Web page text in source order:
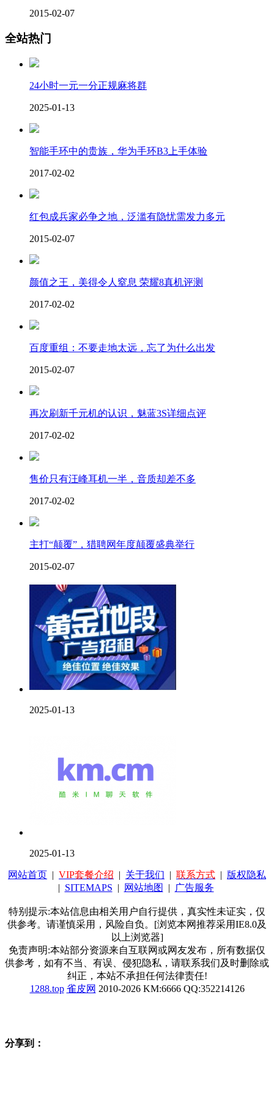
2015-02-07
全站热门
24小时一元一分正规麻将群
2025-01-13
智能手环中的贵族，华为手环B3上手体验
2017-02-02
红包成兵家必争之地，泛滥有隐忧需发力多元
2015-02-07
颜值之王，美得令人窒息 荣耀8真机评测
2017-02-02
百度重组：不要走地太远，忘了为什么出发
2015-02-07
再次刷新千元机的认识，魅蓝3S详细点评
2017-02-02
售价只有汪峰耳机一半，音质却差不多
2017-02-02
主打“颠覆”，猎聘网年度颠覆盛典举行
2015-02-07
2025-01-13
2025-01-13
网站首页 | VIP套餐介绍 | 关于我们 | 联系方式 | 版权隐私
| SITEMAPS | 网站地图 | 广告服务
特别提示:本站信息由相关用户自行提供，真实性未证实，仅
供参考。请谨慎采用，风险自负。[浏览本网推荐采用IE8.0及
以上浏览器]
免责声明:本站部分资源来自互联网或网友发布，所有数据仅
供参考，如有不当、有误、侵犯隐私，请联系我们及时删除或
纠正，本站不承担任何法律责任!
1288.top 雀皮网 2010-2026 KM:6666 QQ:352214126
分享到：